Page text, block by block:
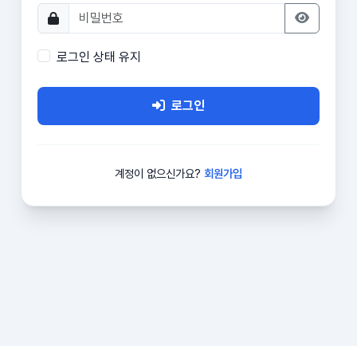
로그인 상태 유지
로그인
계정이 없으신가요? 회원가입